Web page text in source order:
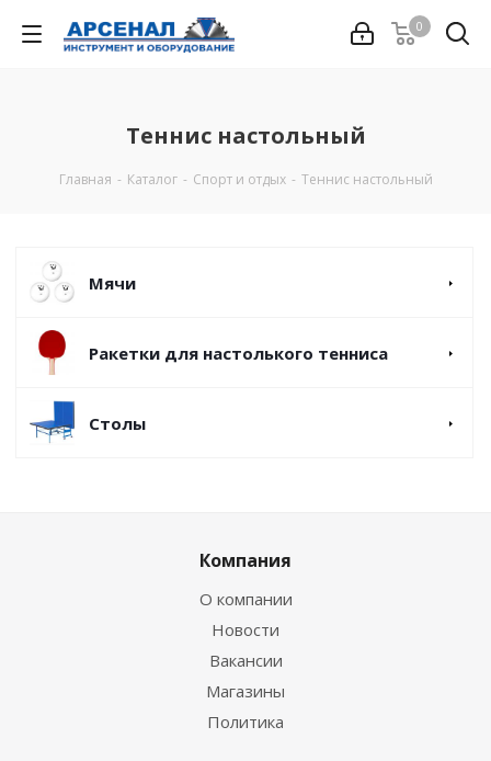
0
Теннис настольный
Главная - Каталог - Спорт и отдых - Теннис настольный
Мячи
Ракетки для настолького тенниса
Столы
Компания
О компании
Новости
Вакансии
Магазины
Политика